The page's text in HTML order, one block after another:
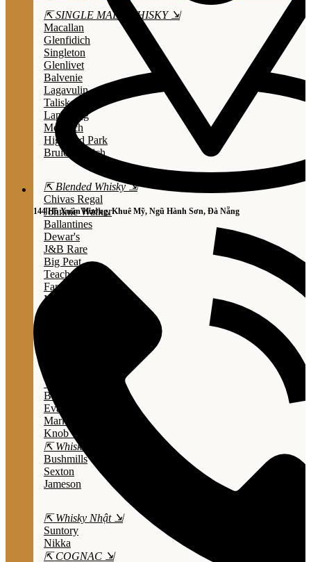
144 Hồ Xuân Hương, Khuê Mỹ, Ngũ Hành Sơn, Đà Nẵng
⇱ SINGLE MALT WHISKY ⇲
Macallan
Glenfidich
Singleton
Glenlivet
Balvenie
Lagavulin
Talisker
Laphroaig
Mortlach
Highland Park
Bruichladdich
⇱ Blended Whisky ⇲
Chivas Regal
Johnnie Walker
Ballantines
Dewar's
J&B Rare
Big Peat
Teacher's
Famous Grouse
Monkey Shouder
Wild Turkey
Bulleit Bourbon
Evan Williams
Marker's Mark
Knob Creek
⇱ Whiskey Ailen ⇲
Bushmills
Sexton
Jameson
⇱ Whisky Nhật ⇲
Suntory
Nikka
⇱ COGNAC ⇲